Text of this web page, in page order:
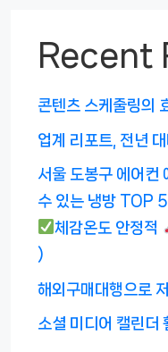
Recent
콘텐츠 스케줄링의
업계 리포트, 전년
서울 도봉구 에어컨
수 있는 냉방 TOP 5
체감온도 안정적
)
해외구매대행으로
소셜 미디어 캘린더